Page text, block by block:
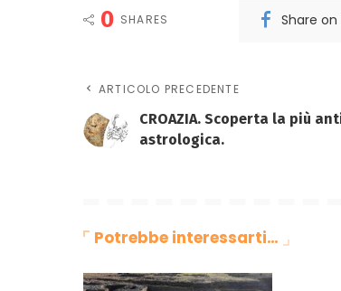
0 SHARES Share
ARTICOLO PRECEDENTE
CROAZIA. Scoperta la più
astrologica.
Potrebbe interessarti…